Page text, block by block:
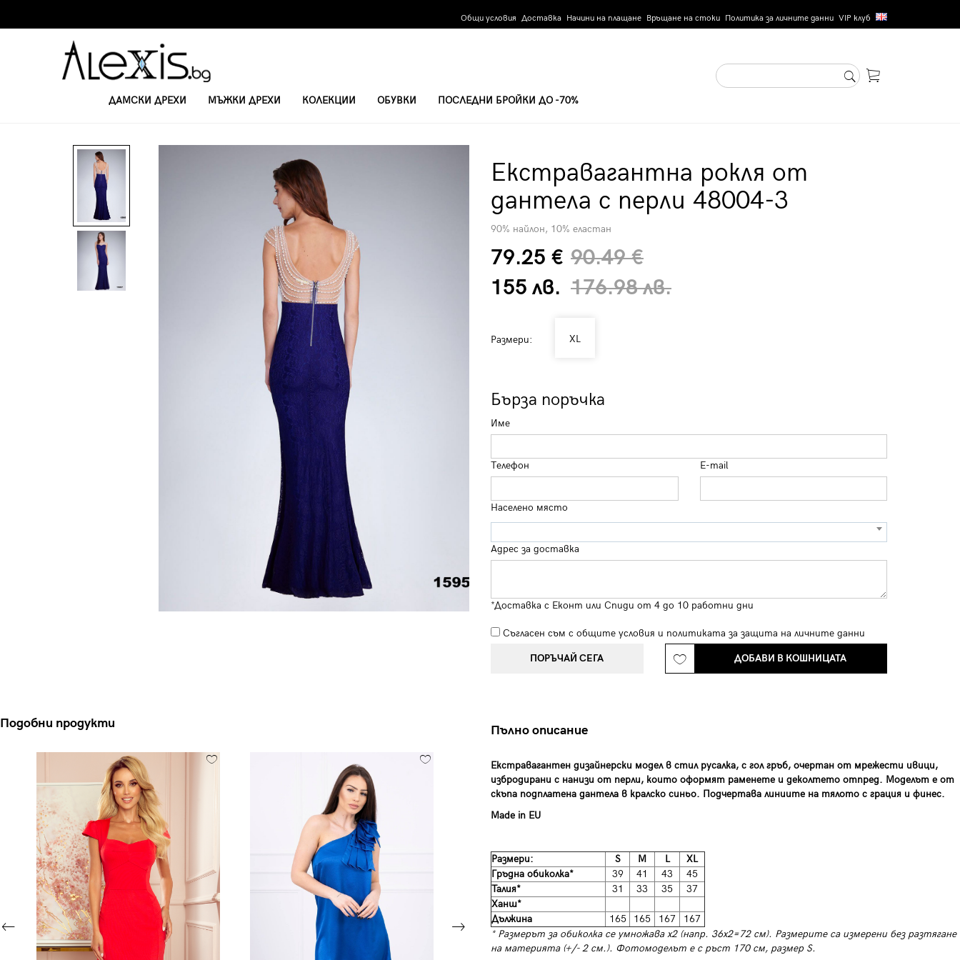
Общи условия Доставка Начини на плащане Връщане на стоки Политика за личните данни VIP клуб
ДАМСКИ ДРЕХИ МЪЖКИ ДРЕХИ КОЛЕКЦИИ ОБУВКИ ПОСЛЕДНИ БРОЙКИ ДО -70%
Екстравагантна рокля от
дантела с перли 48004-3
90% найлон, 10% еластан
79.25 €
155 лв.
90.49 €
176.98 лв.
Размери: XL
Бърза поръчка
Име
Телефон E-mail
Населено място
Адрес за доставка
*Доставка с Еконт или Спиди от 4 до 10 работни дни
Съгласен съм с общите условия и политиката за защита на личните данни
ПОРЪЧАЙ СЕГА ДОБАВИ В КОШНИЦАТА
Подобни продукти Пълно описание
Екстравагантен дизайнерски модел в стил русалка, с гол гръб, очертан от мрежести ивици,
избродирани с нанизи от перли, които оформят раменете и деколтето отпред. Моделът е от
скъпа подплатена дантела в кралско синьо. Подчертава линиите на тялото с грация и финес.
Made in EU
Размери: S M L
ХL
Гръдна обиколка*
39 41 43
45
Талия*
31 33 35
37
Ханш*
Дължина
165 165 167
167
* Размерът за обиколка се умножава х2 (напр. 36х2=72 см). Размерите са измерени без разтягане
на материята (+/- 2 см.). Фотомоделът е с ръст 170 см, размер S.